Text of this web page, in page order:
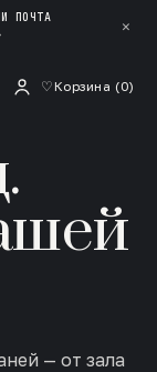
ПОЧТА
✕
♡Корзина (0)
— от зала